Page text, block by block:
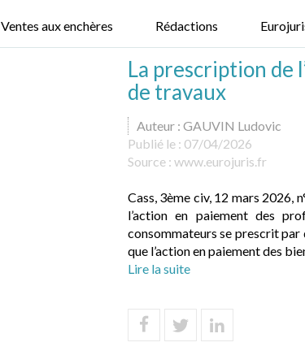
Ventes aux enchères Rédactions
La prescription de
de travaux
Auteur : GAUVIN Ludovic
Publié le : 07/04/2026
Source : www.eurojuris.fr
Cass, 3ème civ, 12 mars 2026,
l’action en paiement des
consommateurs se prescrit par
que l’action en paiement des
Lire la suite